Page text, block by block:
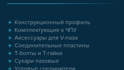
Конструкционный профиль
Комплектующие к ЧПУ
Аксессуары для V-паза
Соединительные пластины
Т-болты и Т-гайки
Сухари пазовые